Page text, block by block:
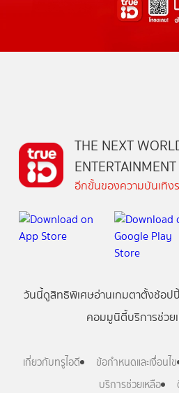
THE NEXT
ENTERTAINMENT
อีกขั้นของความบันเทิง
วันนี้ดูสิทธิพิเศษอ่านเกมตาตั้งช้อป
คอมมูนิตี้บริการช่วย
เกี่ยวกับทรูไอดี ข้อกำหนดและเงื่อนไข
บริการช่วยเหลือ